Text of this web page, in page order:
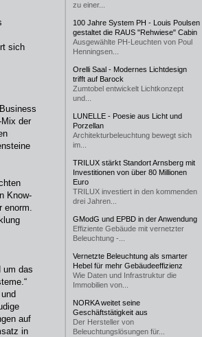
sich
der
Know-
enorm.
um das
auf
in
zu einer...
100 Jahre System PH - Louis Poulsen
gestaltet die RAUS "Rehwiese" Cabin
Ausgewählte PH-Leuchten von Poul
Henningsen...
Orelli Saal - Modernes Lichtdesign
trifft auf Barock
Zumtobel entwickelt Lichtkonzept
und...
LUNELLE - Poesie aus Licht und
Porzellan
Architekturbeleuchtung bewegt sich
im...
TRILUX stärkt Standort Arnsberg mit
Investitionen von über 80 Millionen
Euro
TRILUX investiert in den kommenden
drei Jahren...
GModG und EPBD in der Anwendung
Effiziente Gebäude mit vernetzter
Beleuchtung -...
Vernetzte Beleuchtung als smarter
Hebel für mehr Gebäudeeffizienz
Wie Daten und Infrastruktur die
Immobilien von...
NORKA weitet seine
Geschäftstätigkeit aus
Der Hersteller von
Beleuchtungslösungen für...